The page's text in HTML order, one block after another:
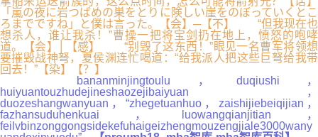
「嵐の夜に岩つばめの巣をとりに険しい崖をのぼっていくとこ
ろまでですね」と僕は言った。【会】─【不】 “但我现在也
想杀人，谁让我杀！”曹操一把将宝剑扔在地上，愤怒的咆哮
道。【会】│【感】 “别毁了这东西！”眼见一名曹军将领想
要摧毁战神弩，夏侯渊连忙喝道：“给我派人把这些巨弩给我带
回去！”【染】【？】
bananminjingtoulu，duqiushi，
huiyuantouzhudejineshaozejibaiyuan，
duozeshangwanyuan，“zhegetuanhuo，zaishijiebeiqijian，
fazhansuduhenkuai，luowangqianjitian，
feilvbinzonggongsidekefuhaigeizhengmouzengjiale3000wany